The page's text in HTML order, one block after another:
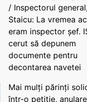
/ Inspectorul
Staicu: La vremea
eram inspector șef.
cerut să depunem
documente pentru
decontarea navetei
Mai mulți părinți
într-o petiție,